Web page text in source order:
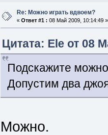
Re: Можно играть вдвоем?
« Ответ #1 : 08 Май 2009, 10:14:49 »
Цитата: Ele от 08
Подскажите
Допустим два
Можно.